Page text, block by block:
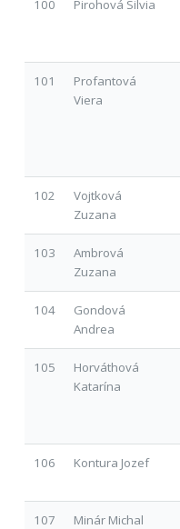
100 Pirohová Silvia
101
Profantová
Viera
102
Vojtková
Zuzana
103
Ambrová
Zuzana
104
Gondová
Andrea
105
Horváthová
Katarína
106 Kontura Jozef
107 Minár Michal